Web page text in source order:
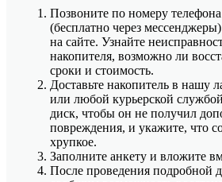
Позвоните по номеру
(бесплатно через
на сайте. Узнайте
накопителя, возможно ли
сроки и стоимость.
Доставьте накопитель в нашу
или любой курьерской
диск, чтобы он не получил
повреждения, и укажите, что
хрупкое.
Заполните анкету и вложите
После проведения подробной